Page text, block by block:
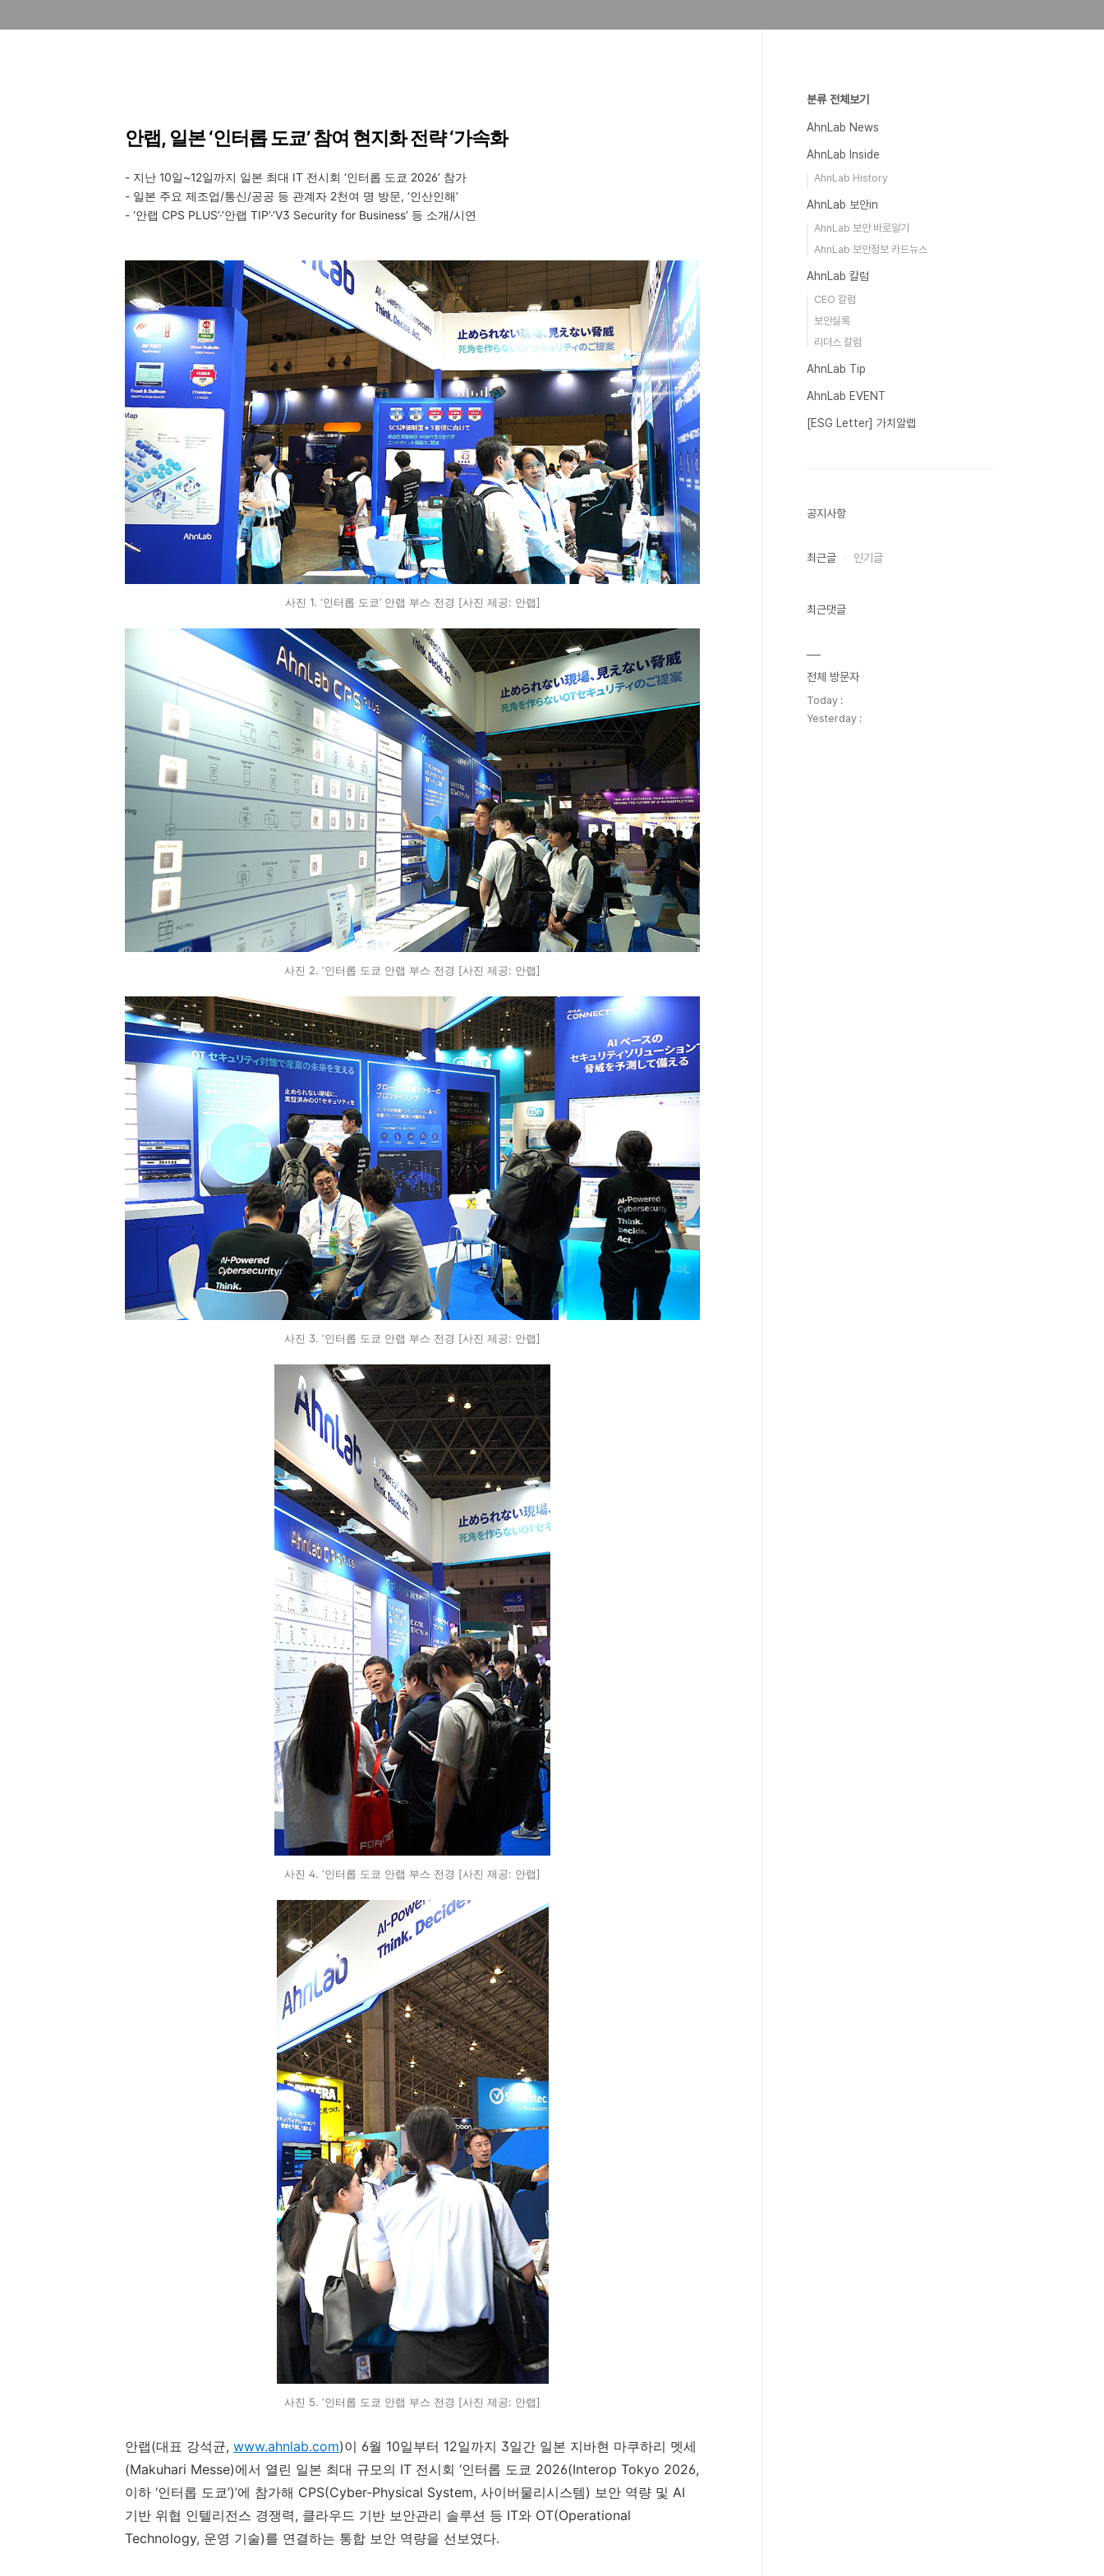
안랩, 일본 ‘인터롭 도쿄’ 참여 현지화 전략 ‘가속화
- 지난 10일~12일까지 일본 최대 IT 전시회 ‘인터롭 도쿄 2026’ 참가
- 일본 주요 제조업/통신/공공 등 관계자 2천여 명 방문, ‘인산인해’
- ‘안랩 CPS PLUS’·‘안랩 TIP’·‘V3 Security for Business’ 등 소개/시연
사진 1. ‘인터롭 도쿄’ 안랩 부스 전경 [사진 제공: 안랩]
사진 2. ‘인터롭 도쿄 안랩 부스 전경 [사진 제공: 안랩]
사진 3. ‘인터롭 도쿄 안랩 부스 전경 [사진 제공: 안랩]
사진 4. ‘인터롭 도쿄 안랩 부스 전경 [사진 제공: 안랩]
사진 5. ‘인터롭 도쿄 안랩 부스 전경 [사진 제공: 안랩]
안랩(대표 강석균, www.ahnlab.com)이 6월 10일부터 12일까지 3일간 일본 지바현 마쿠하리 멧세
(Makuhari Messe)에서 열린 일본 최대 규모의 IT 전시회 ‘인터롭 도쿄 2026(Interop Tokyo 2026,
이하 ‘인터롭 도쿄’)’에 참가해 CPS(Cyber-Physical System, 사이버물리시스템) 보안 역량 및 AI
기반 위협 인텔리전스 경쟁력, 클라우드 기반 보안관리 솔루션 등 IT와 OT(Operational
Technology, 운영 기술)를 연결하는 통합 보안 역량을 선보였다.
분류 전체보기
AhnLab News
AhnLab Inside
AhnLab History
AhnLab 보안in
AhnLab 보안 바로알기
AhnLab 보안정보 카드뉴스
AhnLab 칼럼
CEO 칼럼
보안실록
리더스 칼럼
AhnLab Tip
AhnLab EVENT
[ESG Letter] 가치알랩
공지사항
최근글 인기글
최근댓글
전체 방문자
Today :
Yesterday :